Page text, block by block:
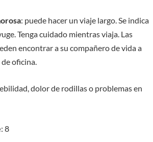
: puede hacer un viaje largo. Se indica
Tenga cuidado mientras viaja. Las
encontrar a su compañero de vida a
oficina.
dolor de rodillas o problemas en
: 8